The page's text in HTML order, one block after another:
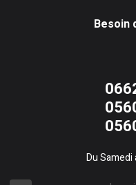
Besoin
Du Samedi